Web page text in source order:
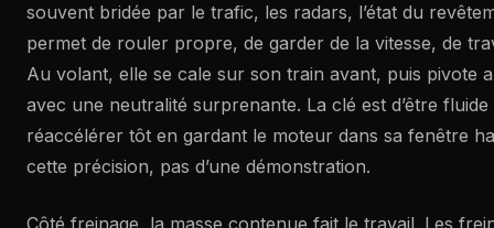
souvent bridée par le trafic, les radars, l’état du
permet de rouler propre, de garder de la vitesse, de
Au volant, elle se cale sur son train avant, puis pivote
avec une neutralité surprenante. La clé est d’être
réaccélérer tôt en gardant le moteur dans sa fenêtre
cette précision, pas d’une démonstration.
Côté freinage, la masse contenue fait le travail. Les